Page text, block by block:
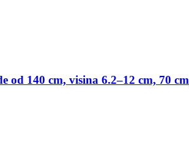
od 140 cm, visina 6.2–12 cm, 70 cm